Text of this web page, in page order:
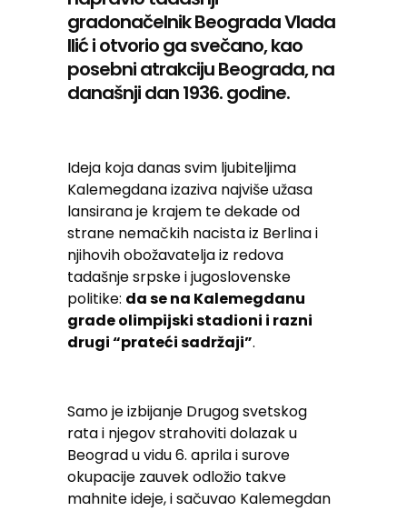
gradonačelnik Beograda Vlada
Ilić i otvorio ga svečano, kao
posebni atrakciju Beograda, na
današnji dan 1936. godine.
Ideja koja danas svim ljubiteljima
Kalemegdana izaziva najviše užasa
lansirana je krajem te dekade od
strane nemačkih nacista iz Berlina i
njihovih obožavatelja iz redova
tadašnje srpske i jugoslovenske
politike: da se na Kalemegdanu
grade olimpijski stadioni i razni
drugi “prateći sadržaji”.
Samo je izbijanje Drugog svetskog
rata i njegov strahoviti dolazak u
Beograd u vidu 6. aprila i surove
okupacije zauvek odložio takve
mahnite ideje, i sačuvao Kalemegdan